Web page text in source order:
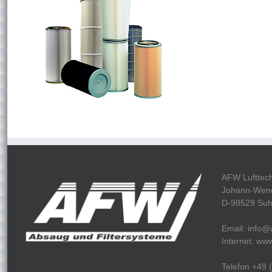
AFW
Johann-
D-98529
Email:
Internet:
Telefon +49